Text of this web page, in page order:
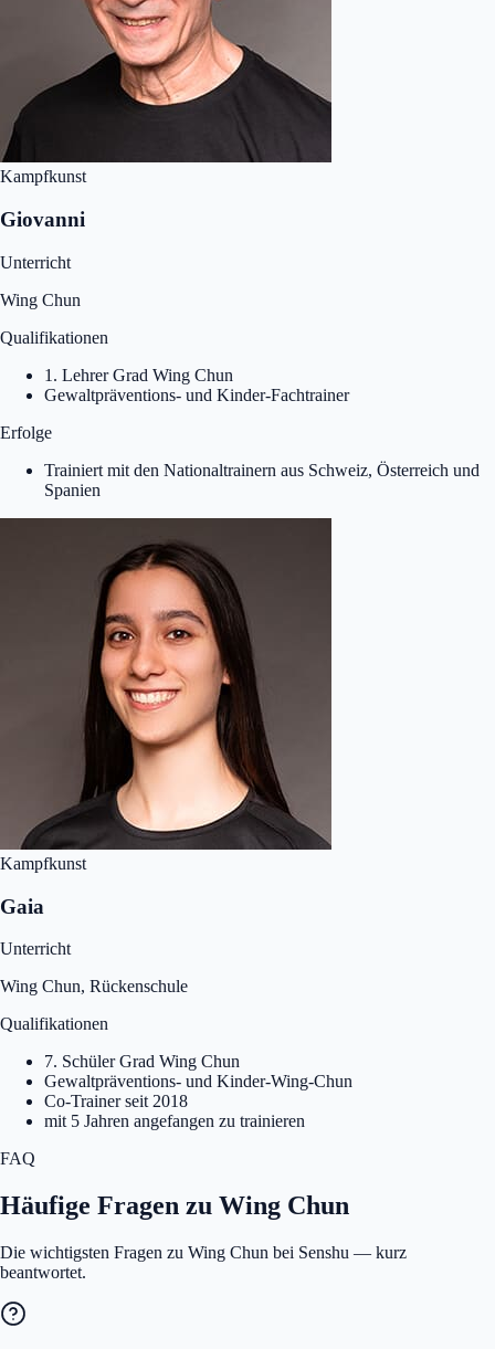
Kampfkunst
Giovanni
Unterricht
Wing Chun
Qualifikationen
1. Lehrer Grad Wing Chun
Gewaltpräventions- und Kinder-Fachtrainer
Erfolge
Trainiert mit den Nationaltrainern aus Schweiz, Österreich und
Spanien
Kampfkunst
Gaia
Unterricht
Wing Chun, Rückenschule
Qualifikationen
7. Schüler Grad Wing Chun
Gewaltpräventions- und Kinder-Wing-Chun
Co-Trainer seit 2018
mit 5 Jahren angefangen zu trainieren
FAQ
Häufige Fragen zu Wing Chun
Die wichtigsten Fragen zu Wing Chun bei Senshu — kurz
beantwortet.